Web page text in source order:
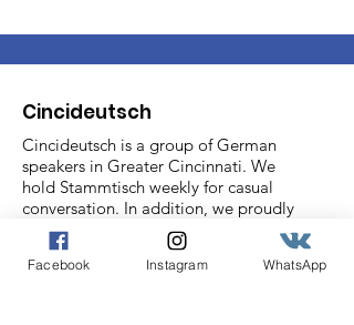
Cincideutsch
Cincideutsch is a group of German
speakers in Greater Cincinnati. We
hold Stammtisch weekly for casual
conversation. In addition, we proudly
bring historically German events like
Chistkindlmarket to our community,
bridging historically German
Facebook Instagram WhatsApp